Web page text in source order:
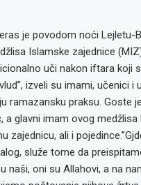
je povodom noći Lejletu-
Islamske zajednice
uči nakon iftara koji
izveli su imami, učenici
ramazansku praksu. Goste
a glavni imam ovog
zajednicu, ali i
služe tome da
naši, oni su Allahovi, a na